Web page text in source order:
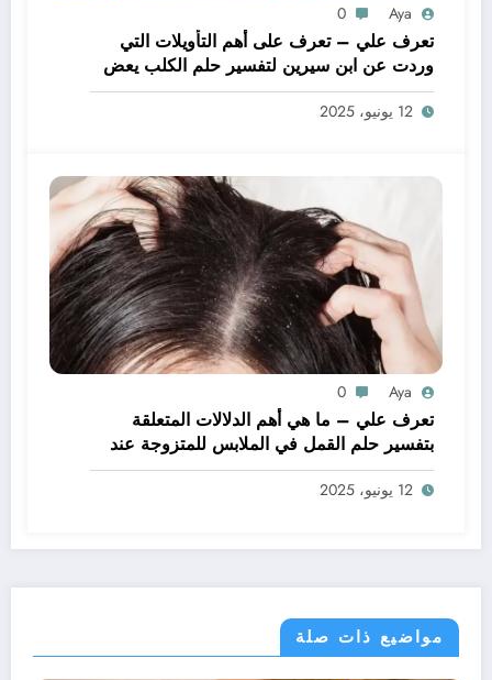
Aya
0
تعرف علي – تعرف على أهم التأويلات التي
وردت عن ابن سيرين لتفسير حلم الكلب يعض
يدي – بالتفصيل
12 يونيو، 2025
Aya
0
تعرف علي – ما هي أهم الدلالات المتعلقة
بتفسير حلم القمل في الملابس للمتزوجة عند
ابن سيرين؟ – بالتفصيل
12 يونيو، 2025
مواضيع ذات صلة